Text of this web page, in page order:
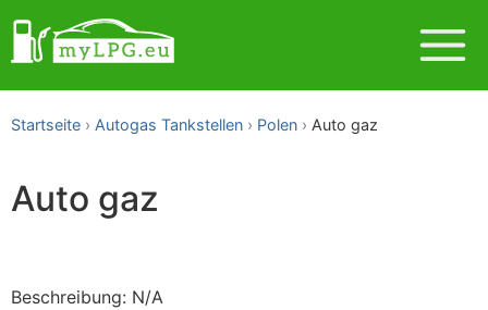
Startseite Autogas Tankstellen Polen Auto gaz
Auto gaz
Beschreibung: N/A